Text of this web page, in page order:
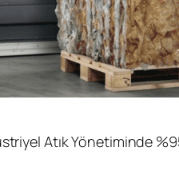
Atık Yönetiminde